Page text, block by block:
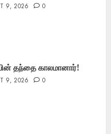
9, 2026 0
தந்தை காலமானார்!
9, 2026 0